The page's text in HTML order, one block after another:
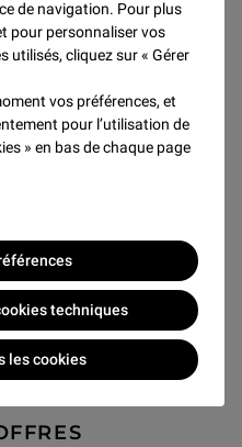
de navigation. Pour plus
pour personnaliser vos
utilisés, cliquez sur « Gérer
vos préférences, et
pour l’utilisation de
» en bas de chaque page
techniques
les cookies
.
recherches, le service
l'initiative de vous
entretien. Si nous ne
dans un délai de 6
nous ne donnons pas
votre part, nous nous
pour une éventuelle